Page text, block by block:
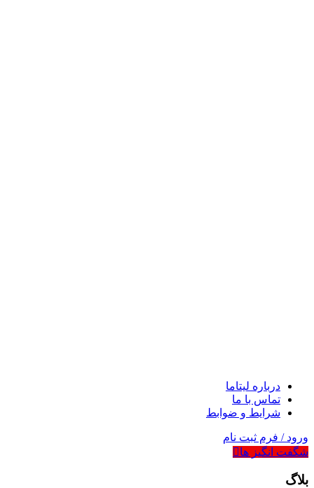
درباره لیتاما
تماس با ما
شرایط و ضوابط
ورود / فرم ثبت نام
شگفت انگیز ها
بلاگ